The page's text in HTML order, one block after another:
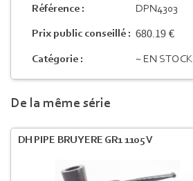
Référence : DPN4303
Prix public conseillé : 680.19 €
Catégorie : ~ EN STOCK
De la même série
DH PIPE BRUYERE GR1 1105 V